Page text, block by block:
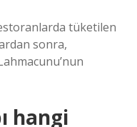
tüketilen
sonra,
hangi